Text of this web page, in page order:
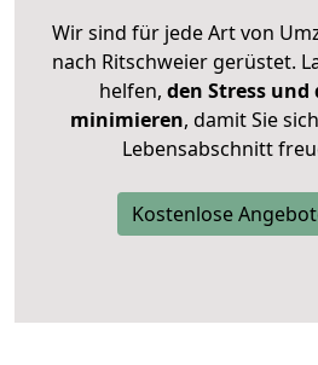
Wir sind für jede Art von
nach Ritschweier gerüstet.
helfen, den Stress und
minimieren, damit Sie
Lebensabschnitt
Kostenlose